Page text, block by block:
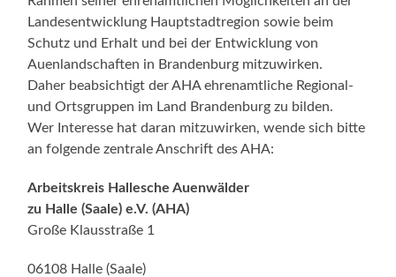
Landesentwicklung Hauptstadtregion sowie beim
Schutz und Erhalt und bei der Entwicklung von
Auenlandschaften in Brandenburg mitzuwirken.
Daher beabsichtigt der AHA ehrenamtliche Regional-
und Ortsgruppen im Land Brandenburg zu bilden.
Wer Interesse hat daran mitzuwirken, wende sich bitte
an folgende zentrale Anschrift des AHA:
Arbeitskreis Hallesche Auenwälder
zu Halle (Saale) e.V. (AHA)
Große Klausstraße 1
06108 Halle (Saale)